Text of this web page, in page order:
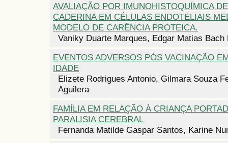
AVALIAÇÃO POR IMUNOHISTOQUÍMICA
CADERINA EM CÉLULAS ENDOTELIAIS
MODELO DE CARÊNCIA PROTEICA.
Vaniky Duarte Marques, Edgar Matias Bach
EVENTOS ADVERSOS PÓS VACINAÇÃO
IDADE
Elizete Rodrigues Antonio, Gilmara Souza
Aguilera
FAMÍLIA EM RELAÇÃO À CRIANÇA
PARALISIA CEREBRAL
Fernanda Matilde Gaspar Santos, Karine